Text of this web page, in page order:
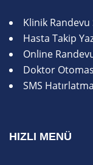
Klinik Randevu
Hasta Takip
Online
Doktor
SMS
HIZLI MENÜ